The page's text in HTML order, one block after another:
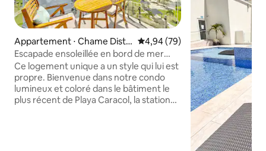
Appartement ⋅ Chame Distri
ct
Évaluation moyenne sur la
4,94 (79)
Escapade ensoleillée en bord de mer
(6 h)
Ce logement unique a un style qui lui est
propre. Bienvenue dans notre condo
lumineux et coloré dans le bâtiment le
plus récent de Playa Caracol, la station